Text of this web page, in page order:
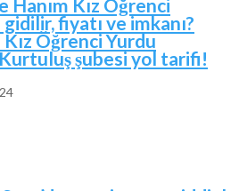
Hanım Kız Öğrenci
gidilir, fiyatı ve imkanı?
Öğrenci Yurdu
şubesi yol tarifi!